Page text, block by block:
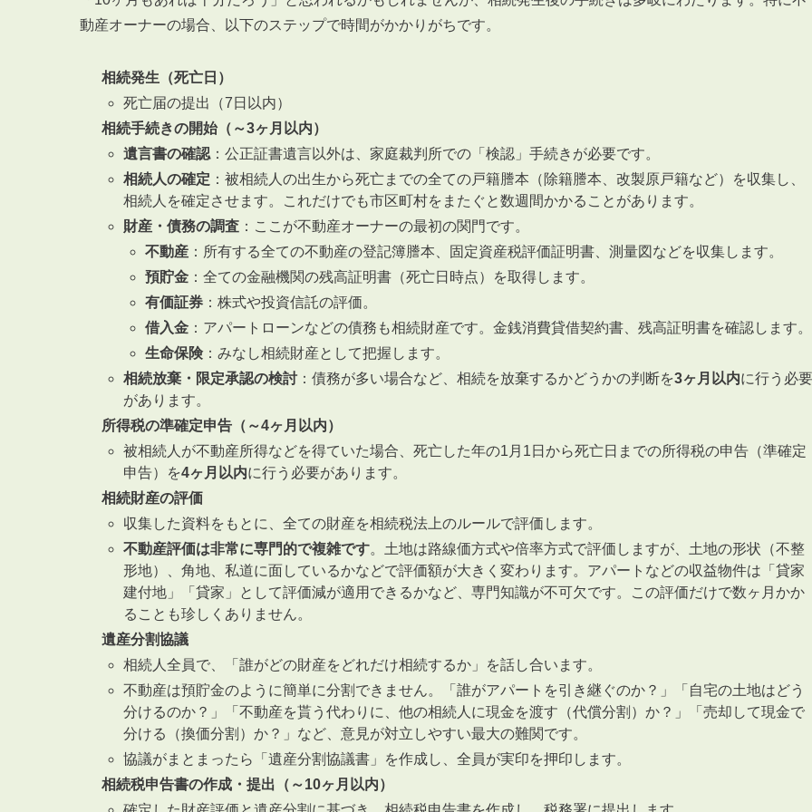
動産オーナーの場合、以下のステップで時間がかかりがちです。
相続発生（死亡日）
死亡届の提出（7日以内）
相続手続きの開始（～3ヶ月以内）
遺言書の確認 ：公正証書遺言以外は、家庭裁判所での「検認」手続きが必要です。
相続人の確定 ：被相続人の出生から死亡までの全ての戸籍謄本（除籍謄本、改製原戸籍など）を収集し、
相続人を確定させます。これだけでも市区町村をまたぐと数週間かかることがあります。
財産・債務の調査 ：ここが不動産オーナーの最初の関門です。
不動産 ：所有する全ての不動産の登記簿謄本、固定資産税評価証明書、測量図などを収集します。
預貯金 ：全ての金融機関の残高証明書（死亡日時点）を取得します。
有価証券 ：株式や投資信託の評価。
借入金 ：アパートローンなどの債務も相続財産です。金銭消費貸借契約書、残高証明書を確認します。
生命保険：みなし相続財産として把握します。
相続放棄・限定承認の検討 ：債務が多い場合など、相続を放棄するかどうかの判断を3ヶ月以内に行う必要
があります。
所得税の準確定申告（～4ヶ月以内）
被相続人が不動産所得などを得ていた場合、死亡した年の1月1日から死亡日までの所得税の申告（準確定
申告）を4ヶ月以内に行う必要があります。
相続財産の評価
収集した資料をもとに、全ての財産を相続税法上のルールで評価します。
不動産評価は非常に専門的で複雑です。土地は路線価方式や倍率方式で評価しますが、土地の形状（不整
形地）、角地、私道に面しているかなどで評価額が大きく変わります。アパートなどの収益物件は「貸家
建付地」「貸家」として評価減が適用できるかなど、専門知識が不可欠です。この評価だけで数ヶ月かか
ることも珍しくありません。
遺産分割協議
相続人全員で、「誰がどの財産をどれだけ相続するか」を話し合います。
不動産は預貯金のように簡単に分割できません。「誰がアパートを引き継ぐのか？」「自宅の土地はどう
分けるのか？」「不動産を貰う代わりに、他の相続人に現金を渡す（代償分割）か？」「売却して現金で
分ける（換価分割）か？」など、意見が対立しやすい最大の難関です。
協議がまとまったら「遺産分割協議書」を作成し、全員が実印を押印します。
相続税申告書の作成・提出（～10ヶ月以内）